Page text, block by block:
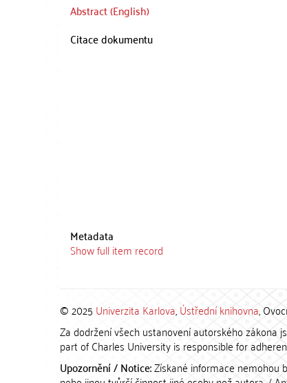
Abstract (English)
Citace dokumentu
Metadata
Show full item record
© 2025 Univerzita Karlova,Ústřední knihovna,
Za dodržení všech ustanovení autorského zákona
part of Charles University is responsible for
Upozornění / Notice:Získané informace nemohou